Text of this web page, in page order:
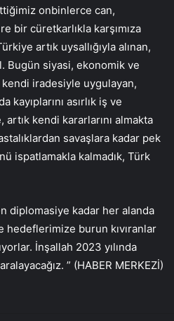
onbinlerce can,
bir cüretkarlıkla karşımıza
artık uysallığıyla alınan,
Bugün siyasi, ekonomik ve
kendi iradesiyle uygulayan,
asırlık iş ve
kendi kararlarını almakta
savaşlara kadar pek
ispatlamakla kalmadık, Türk
diplomasiye kadar her alanda
burun kıvıranlar
İnşallah 2023 yılında
” (HABER MERKEZİ)